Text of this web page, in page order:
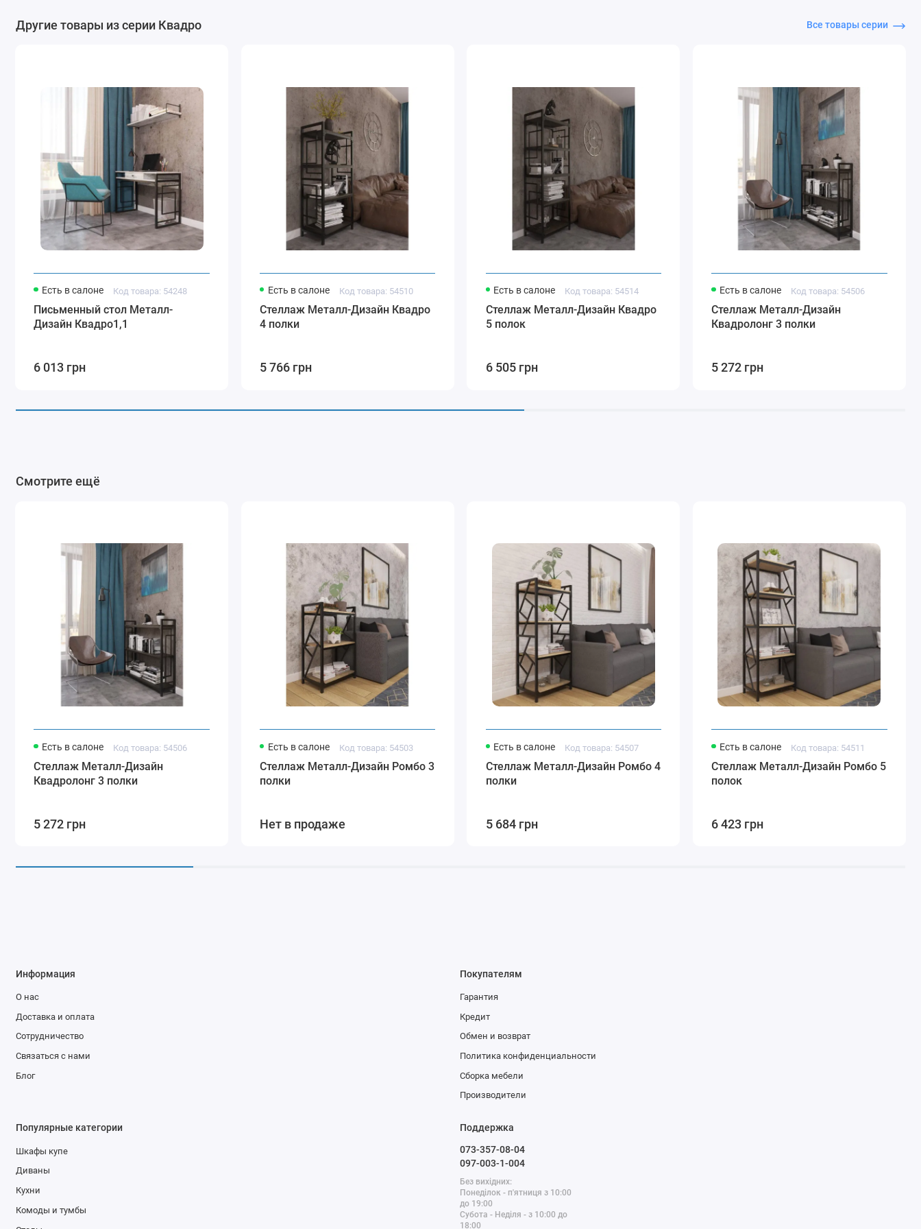
Другие товары из серии Квадро Все товары серии
Есть в салоне Код товара: 54248
Письменный стол Металл-
Дизайн Квадро1,1
6 013 грн
Есть в салоне Код товара: 54510
Стеллаж Металл-Дизайн Квадро
4 полки
5 766 грн
Есть в салоне Код товара: 54514
Стеллаж Металл-Дизайн Квадро
5 полок
6 505 грн
Есть в салоне Код товара: 54506
Стеллаж Металл-Дизайн
Квадролонг 3 полки
5 272 грн
Смотрите ещё
Есть в салоне Код товара: 54506
Стеллаж Металл-Дизайн
Квадролонг 3 полки
5 272 грн
Есть в салоне Код товара: 54503
Стеллаж Металл-Дизайн Ромбо 3
полки
Нет в продаже
Есть в салоне Код товара: 54507
Стеллаж Металл-Дизайн Ромбо 4
полки
5 684 грн
Есть в салоне Код товара: 54511
Стеллаж Металл-Дизайн Ромбо 5
полок
6 423 грн
Информация
О нас
Доставка и оплата
Сотрудничество
Связаться с нами
Блог
Покупателям
Гарантия
Кредит
Обмен и возврат
Политика конфиденциальности
Сборка мебели
Производители
Популярные категории
Шкафы купе
Диваны
Кухни
Комоды и тумбы
Поддержка
073-357-08-04
097-003-1-004
Без вихідних:
Понеділок - п'ятниця з 10:00
до 19:00
Субота - Неділя - з 10:00 до
18:00